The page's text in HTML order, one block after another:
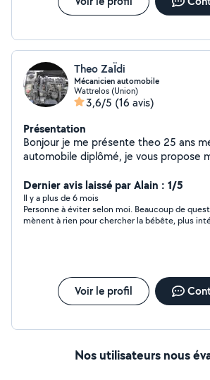
Theo ZaÏdi
Mécanicien automobile
Wattrelos (Union)
3,6/5 (16 avis)
Présentation
Bonjour je me présente theo 25 ans
automobile diplômé, je vous propose
embrayage, remplacement élément
Dernier avis laissé par Alain : 1/5
Il y a plus de 6 mois
Personne à éviter selon moi. Beaucoup de
mènent à rien pour chercher la bébête, plus
Voir le profil
Nos utilisateurs nous